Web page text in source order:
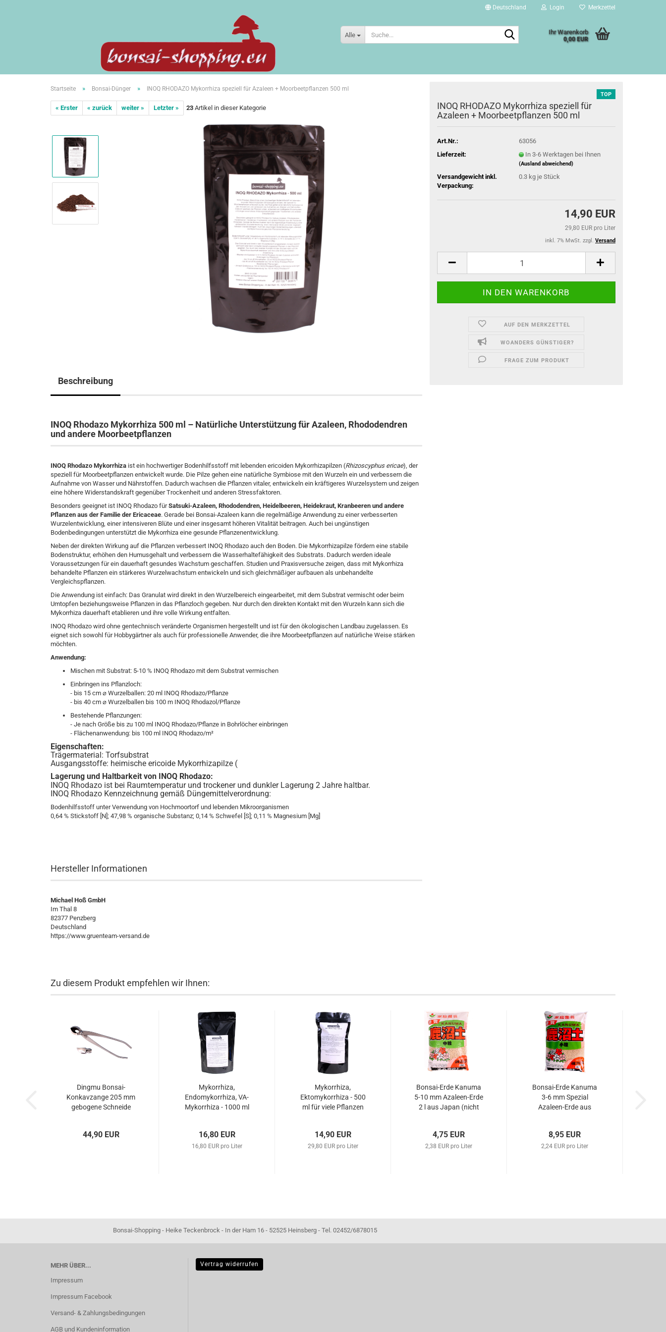
Deutschland Login Merkzettel
Alle Ihr Warenkorb
0,00 EUR
Startseite » Bonsai-Dünger » INOQ RHODAZO Mykorrhiza speziell für Azaleen + Moorbeetpflanzen 500 ml
« Erster « zurück weiter » Letzter » 23 Artikel in dieser Kategorie
TOP
INOQ RHODAZO Mykorrhiza speziell für
Azaleen + Moorbeetpflanzen 500 ml
Art.Nr.:
63056
Lieferzeit:
In 3-6 Werktagen bei Ihnen
(Ausland abweichend)
Versandgewicht inkl.
Verpackung:
0.3 kg je Stück
14,90 EUR
29,80 EUR pro Liter
inkl. 7% MwSt. zzgl. Versand
AUF DEN MERKZETTEL
WOANDERS GÜNSTIGER?
FRAGE ZUM PRODUKT
Beschreibung
INOQ Rhodazo Mykorrhiza 500 ml – Natürliche Unterstützung für Azaleen, Rhododendren
und andere Moorbeetpflanzen
INOQ Rhodazo Mykorrhiza ist ein hochwertiger Bodenhilfsstoff mit lebenden ericoiden Mykorrhizapilzen (Rhizoscyphus ericae), der
speziell für Moorbeetpflanzen entwickelt wurde. Die Pilze gehen eine natürliche Symbiose mit den Wurzeln ein und verbessern die
Aufnahme von Wasser und Nährstoffen. Dadurch wachsen die Pflanzen vitaler, entwickeln ein kräftigeres Wurzelsystem und zeigen
eine höhere Widerstandskraft gegenüber Trockenheit und anderen Stressfaktoren.
Besonders geeignet ist INOQ Rhodazo fürSatsuki-Azaleen, Rhododendren, Heidelbeeren, Heidekraut, Kranbeeren und andere
Pflanzen aus der Familie der Ericaceae. Gerade bei Bonsai-Azaleen kann die regelmäßige Anwendung zu einer verbesserten
Wurzelentwicklung, einer intensiveren Blüte und einer insgesamt höheren Vitalität beitragen. Auch bei ungünstigen
Bodenbedingungen unterstützt die Mykorrhiza eine gesunde Pflanzenentwicklung.
Neben der direkten Wirkung auf die Pflanzen verbessert INOQ Rhodazo auch den Boden. Die Mykorrhizapilze fördern eine stabile
Bodenstruktur, erhöhen den Humusgehalt und verbessern die Wasserhaltefähigkeit des Substrats. Dadurch werden ideale
Voraussetzungen für ein dauerhaft gesundes Wachstum geschaffen. Studien und Praxisversuche zeigen, dass mit Mykorrhiza
behandelte Pflanzen ein stärkeres Wurzelwachstum entwickeln und sich gleichmäßiger aufbauen als unbehandelte
Vergleichspflanzen.
Die Anwendung ist einfach: Das Granulat wird direkt in den Wurzelbereich eingearbeitet, mit dem Substrat vermischt oder beim
Umtopfen beziehungsweise Pflanzen in das Pflanzloch gegeben. Nur durch den direkten Kontakt mit den Wurzeln kann sich die
Mykorrhiza dauerhaft etablieren und ihre volle Wirkung entfalten.
INOQ Rhodazo wird ohne gentechnisch veränderte Organismen hergestellt und ist für den ökologischen Landbau zugelassen. Es
eignet sich sowohl für Hobbygärtner als auch für professionelle Anwender, die ihre Moorbeetpflanzen auf natürliche Weise stärken
möchten.
Anwendung:
Mischen mit Substrat: 5-10 % INOQ Rhodazo mit dem Substrat vermischen
Einbringen ins Pflanzloch:
- bis 15 cm ⌀ Wurzelballen: 20 ml INOQ Rhodazo/Pflanze
- bis 40 cm ⌀ Wurzelballen bis 100 m INOQ Rhodazol/Pflanze
Bestehende Pflanzungen:
- Je nach Größe bis zu 100 ml INOQ Rhodazo/Pflanze in Bohrlöcher einbringen
- Flächenanwendung: bis 100 ml INOQ Rhodazo/m²
Eigenschaften:
Trägermaterial: Torfsubstrat
Ausgangsstoffe: heimische ericoide Mykorrhizapilze (
Lagerung und Haltbarkeit von INOQ Rhodazo:
INOQ Rhodazo ist bei Raumtemperatur und trockener und dunkler Lagerung 2 Jahre haltbar.
INOQ Rhodazo Kennzeichnung gemäß Düngemittelverordnung:
Bodenhilfsstoff unter Verwendung von Hochmoortorf und lebenden Mikroorganismen
0,64 % Stickstoff [N]; 47,98 % organische Substanz; 0,14 % Schwefel [S]; 0,11 % Magnesium [Mg]
Hersteller Informationen
Michael Hoß GmbH
Im Thal 8
82377 Penzberg
Deutschland
https://www.gruenteam-versand.de
Zu diesem Produkt empfehlen wir Ihnen:
Dingmu Bonsai-
Konkavzange 205 mm
gebogene Schneide
44,90 EUR
Mykorrhiza,
Endomykorrhiza, VA-
Mykorrhiza - 1000 ml
16,80 EUR
16,80 EUR pro Liter
Mykorrhiza,
Ektomykorrhiza - 500
ml für viele Pflanzen
14,90 EUR
29,80 EUR pro Liter
Bonsai-Erde Kanuma
5-10 mm Azaleen-Erde
2 l aus Japan (nicht
4,75 EUR
2,38 EUR pro Liter
Bonsai-Erde Kanuma
3-6 mm Spezial
Azaleen-Erde aus
8,95 EUR
2,24 EUR pro Liter
Bonsai-Shopping - Heike Teckenbrock - In der Ham 16 - 52525 Heinsberg - Tel. 02452/6878015
MEHR ÜBER...
Impressum
Impressum Facebook
Versand- & Zahlungsbedingungen
AGB und Kundeninformation
Vertrag widerrufen